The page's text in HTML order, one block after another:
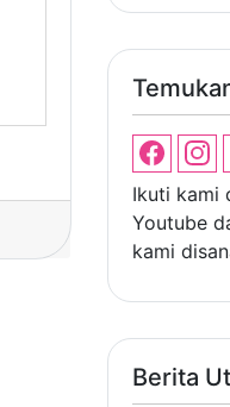
Ikuti kami
Youtube
kami
Berita